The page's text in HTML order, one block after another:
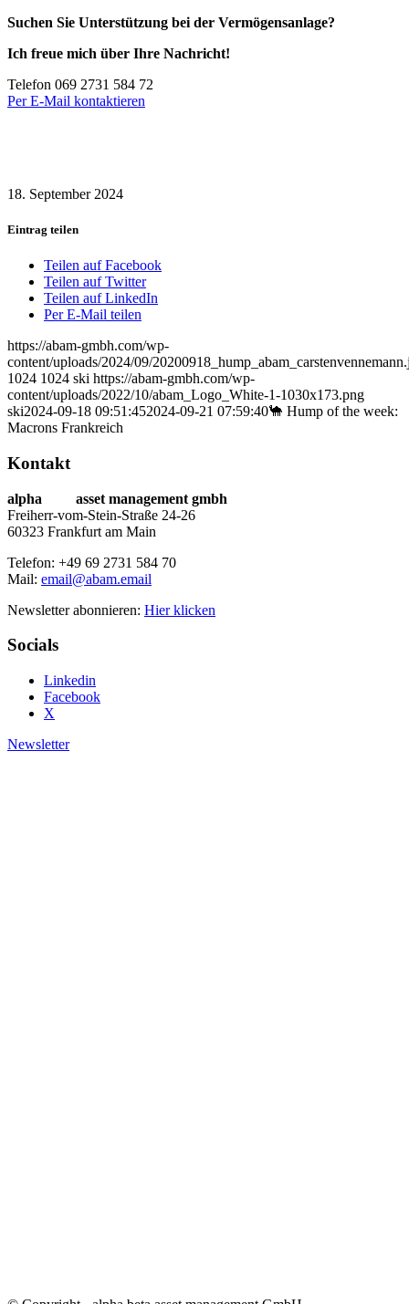
Suchen Sie Unterstützung bei der Vermögensanlage?
Ich freue mich über Ihre Nachricht!
Telefon 069 2731 584 72
Per E-Mail kontaktieren
18. September 2024
Eintrag teilen
Teilen auf Facebook
Teilen auf Twitter
Teilen auf LinkedIn
Per E-Mail teilen
https://abam-gmbh.com/wp-
content/uploads/2024/09/
1024 1024 ski https://abam-gmbh.com/wp-
content/uploads/2022/10/abam_Logo_White-1-1030x173.png
ski2024-09-18 09:51:452024-09-21 07:59:40🐪 Hump of the week:
Macrons Frankreich
Kontakt
alpha
asset management gmbh
Freiherr-vom-Stein-Straße 24-26
60323 Frankfurt am Main
Telefon: +49 69 2731 584 70
Mail: email@abam.email
Newsletter abonnieren: Hier klicken
Socials
Linkedin
Facebook
X
Newsletter